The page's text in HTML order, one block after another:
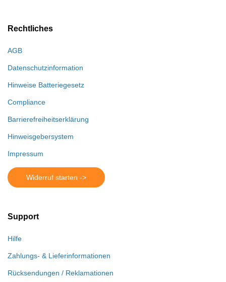
Rechtliches
AGB
Datenschutzinformation
Hinweise Batteriegesetz
Compliance
Barrierefreiheitserklärung
Hinweisgebersystem
Impressum
Widerruf starten ->
Support
Hilfe
Zahlungs- & Lieferinformationen
Rücksendungen / Reklamationen